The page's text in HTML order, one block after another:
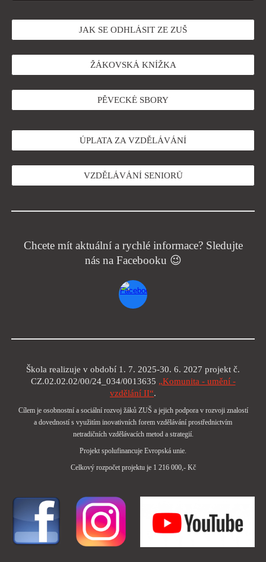
JAK SE ODHLÁSIT ZE ZUŠ
ŽÁKOVSKÁ KNÍŽKA
PĚVECKÉ SBORY
ÚPLATA ZA VZDĚLÁVÁNÍ
VZDĚLÁVÁNÍ SENIORŮ
Chcete mít aktuální a rychlé informace? Sledujte
nás na Facebooku 😉
Škola realizuje v období 1. 7. 2025-30. 6. 2027 projekt č.
CZ.02.02.02/00/24_034/0013635 „Komunita - umění -
vzdělání II“.
Cílem je osobnostní a sociální rozvoj žáků ZUŠ a jejich podpora v rozvoji znalostí
a dovedností s využitím inovativních forem vzdělávání prostřednictvím
netradičních vzdělávacích metod a strategií.
Projekt spolufinancuje Evropská unie.
Celkový rozpočet projektu je 1 216 000,- Kč